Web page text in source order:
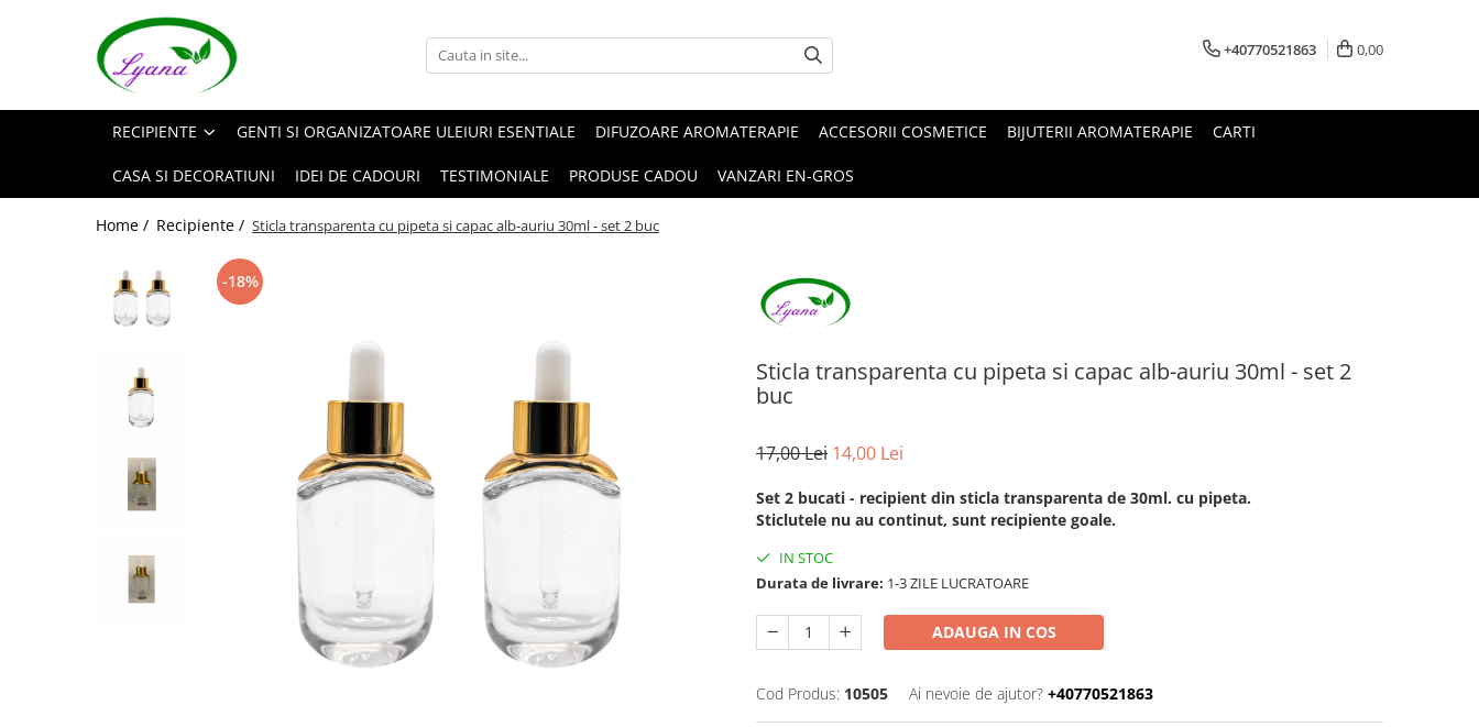
Recipiente
aromaterapie
Sticlute cu pulverizator spray
Sticlute pentru parfum
Borcane pentru creme si sticlute
+40770521863 0,00
RECIPIENTE GENTI SI ORGANIZATOARE ULEIURI ESENTIALE DIFUZOARE AROMATERAPIE ACCESORII COSMETICE BIJUTERII AROMATERAPIE CARTI
CASA SI DECORATIUNI IDEI DE CADOURI TESTIMONIALE PRODUSE CADOU VANZARI EN-GROS
Home / Recipiente / Sticla transparenta cu pipeta si capac alb-auriu 30ml - set 2 buc
Sticla transparenta cu pipeta si capac alb-auriu 30ml - set 2
buc
-18%
17,00 Lei 14,00 Lei
Set 2 bucati - recipient din sticla transparenta de 30ml. cu pipeta.
Sticlutele nu au continut, sunt recipiente goale.
IN STOC
Durata de livrare: 1-3 ZILE LUCRATOARE
ADAUGA IN COS
Cod Produs: 10505 Ai nevoie de ajutor? +40770521863